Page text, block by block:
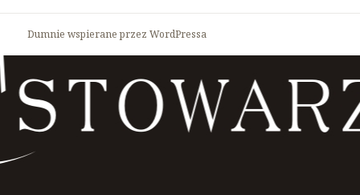
Dumnie wspierane przez WordPressa